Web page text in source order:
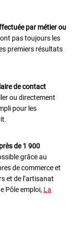
par métier ou
pas toujours les
premiers résultats
de contact
ou directement
pour les
de 1 900
grâce au
de commerce et
et de l’artisanat
Pôle emploi, La